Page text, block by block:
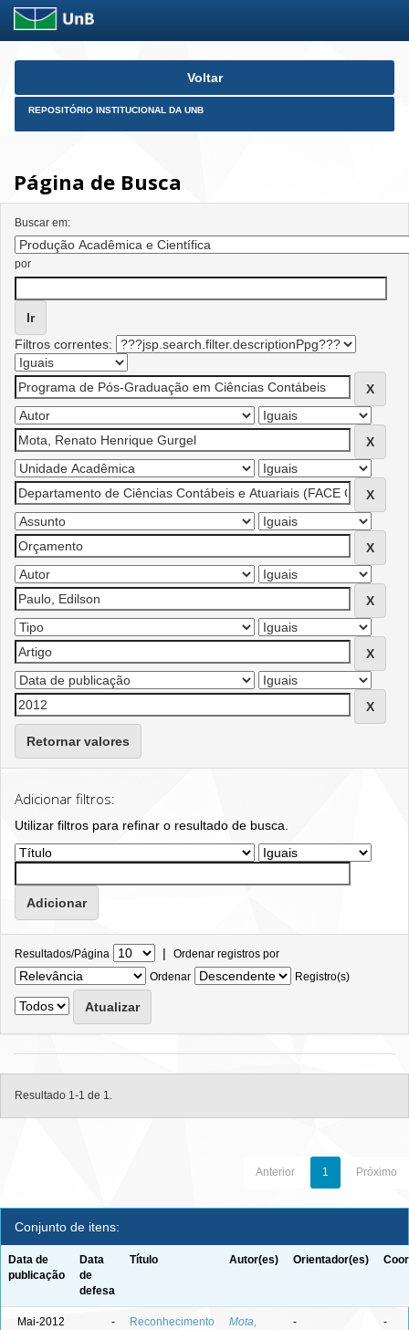
Skip
Voltar
REPOSITÓRIO INSTITUCIONAL DA UNB
Página de Busca
Buscar em:
por
Filtros correntes:
Retornar valores
Adicionar filtros:
Utilizar filtros para refinar o resultado de busca.
Resultados/Página | Ordenar registros por
Ordenar
Registro(s)
Resultado 1-1 de 1.
Anterior 1 Próximo
Conjunto de itens:
Data de
publicação
Data
de
defesa
Título Autor(es) Orientador(es)
Mai-2012 -
Reconhecimento
Mota,
- -